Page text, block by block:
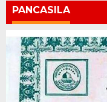
PANCASILA